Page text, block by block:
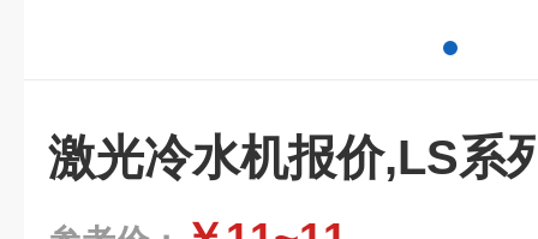
激光冷水机报价,LS系